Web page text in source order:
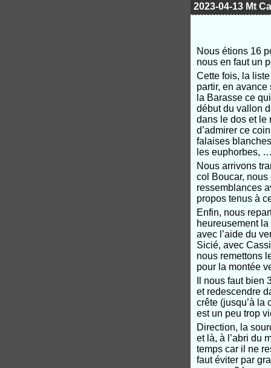
2023-04-13 Mt
Nous étions 16
nous en faut un
Cette fois, la
partir, en
la Barasse ce
début du vallon
dans le dos et le
d’admirer ce
falaises
les euphorbes,
Nous arrivons
col Boucar,
ressemblances
propos tenus à
Enfin, nous
heureusement
avec l’aide du
Sicié, avec
nous remettons
pour la montée
Il nous faut
et redescendre
crête (jusqu’à la
est un peu trop
Direction, la
et là, à l’abri du
temps car il ne
faut éviter par